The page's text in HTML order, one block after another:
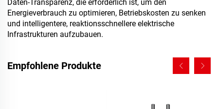
Daten-Transparenz, die erforderlich ist, um den
Energieverbrauch zu optimieren, Betriebskosten zu senken
und intelligentere, reaktionsschnellere elektrische
Infrastrukturen aufzubauen.
Empfohlene Produkte